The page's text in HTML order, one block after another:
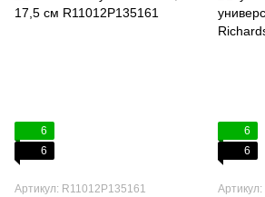
6
6
Артикул: R11012P135161
6
6